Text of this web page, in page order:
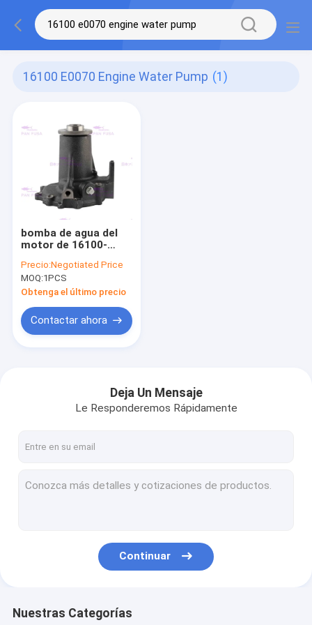
16100 E0070 Engine Water Pump (1)
bomba de agua del
motor de 16100-
para HINO J08E-TM
Precio:Negotiated Price
MOQ:1PCS
Obtenga el último precio
Contactar ahora
Deja Un Mensaje
Le Responderemos Rápidamente
Continuar
Nuestras Categorías